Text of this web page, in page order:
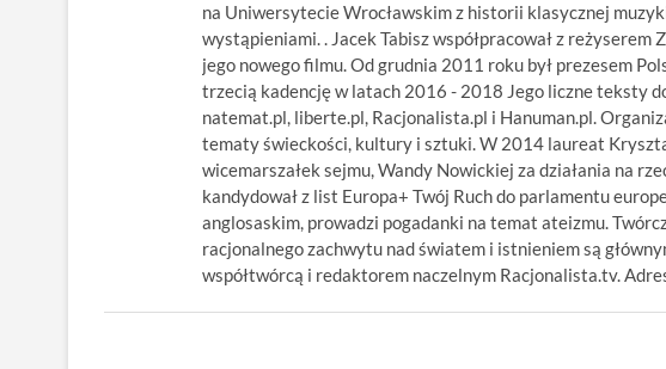
na Uniwersytecie Wrocławskim z historii klasycznej
wystąpieniami. . Jacek Tabisz współpracował z
jego nowego filmu. Od grudnia 2011 roku był prezesem
trzecią kadencję w latach 2016 - 2018 Jego liczne teksty
natemat.pl, liberte.pl, Racjonalista.pl i Hanuman.pl.
tematy świeckości, kultury i sztuki. W 2014 laureat
wicemarszałek sejmu, Wandy Nowickiej za działania na
kandydował z list Europa+ Twój Ruch do parlamentu
anglosaskim, prowadzi pogadanki na temat ateizmu.
racjonalnego zachwytu nad światem i istnieniem są
współtwórcą i redaktorem naczelnym Racjonalista.tv.